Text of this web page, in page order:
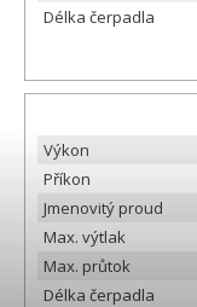
Délka čerpadla
Výkon
Příkon
Jmenovitý proud
Max. výtlak
Max. průtok
Délka čerpadla